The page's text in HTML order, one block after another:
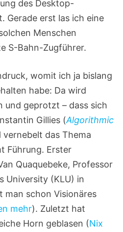
des Desktop-
Gerade erst las ich eine
Menschen
S-Bahn-Zugführer.
womit ich ja bislang
habe: Da wird
und geprotzt – dass sich
Gillies (Algorithmic
vernebelt das Thema
Führung. Erster
Quaquebeke, Professor
University (KLU) in
man schon Visionäres
mehr). Zuletzt hat
Horn geblasen (Nix